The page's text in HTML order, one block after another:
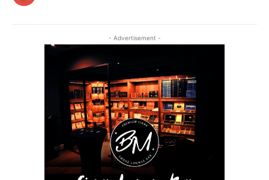
- Advertisement -